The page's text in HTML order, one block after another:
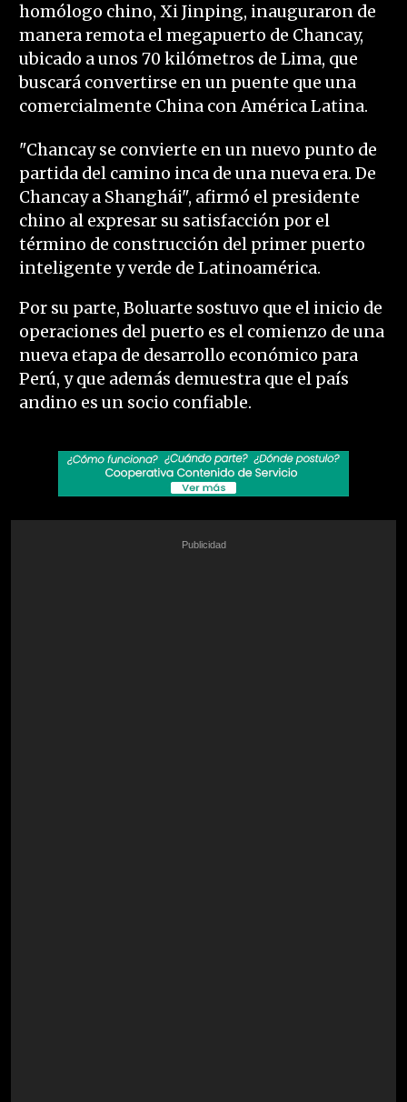
homólogo chino, Xi Jinping, inauguraron de
manera remota el megapuerto de Chancay,
ubicado a unos 70 kilómetros de Lima, que
buscará convertirse en un puente que una
comercialmente China con América Latina.
"Chancay se convierte en un nuevo punto de
partida del camino inca de una nueva era. De
Chancay a Shanghái", afirmó el presidente
chino al expresar su satisfacción por el
término de construcción del primer puerto
inteligente y verde de Latinoamérica.
Por su parte, Boluarte sostuvo que el inicio de
operaciones del puerto es el comienzo de una
nueva etapa de desarrollo económico para
Perú, y que además demuestra que el país
andino es un socio confiable.